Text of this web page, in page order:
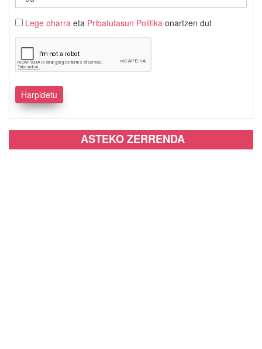
Lege oharra eta Pribatutasun Politika onartzen dut
ASTEKO ZERRENDA